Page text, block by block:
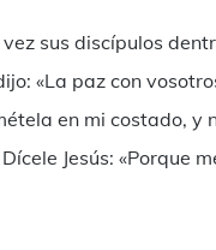
sus discípulos
«La paz con
en mi costado, y
Jesús: «Porque